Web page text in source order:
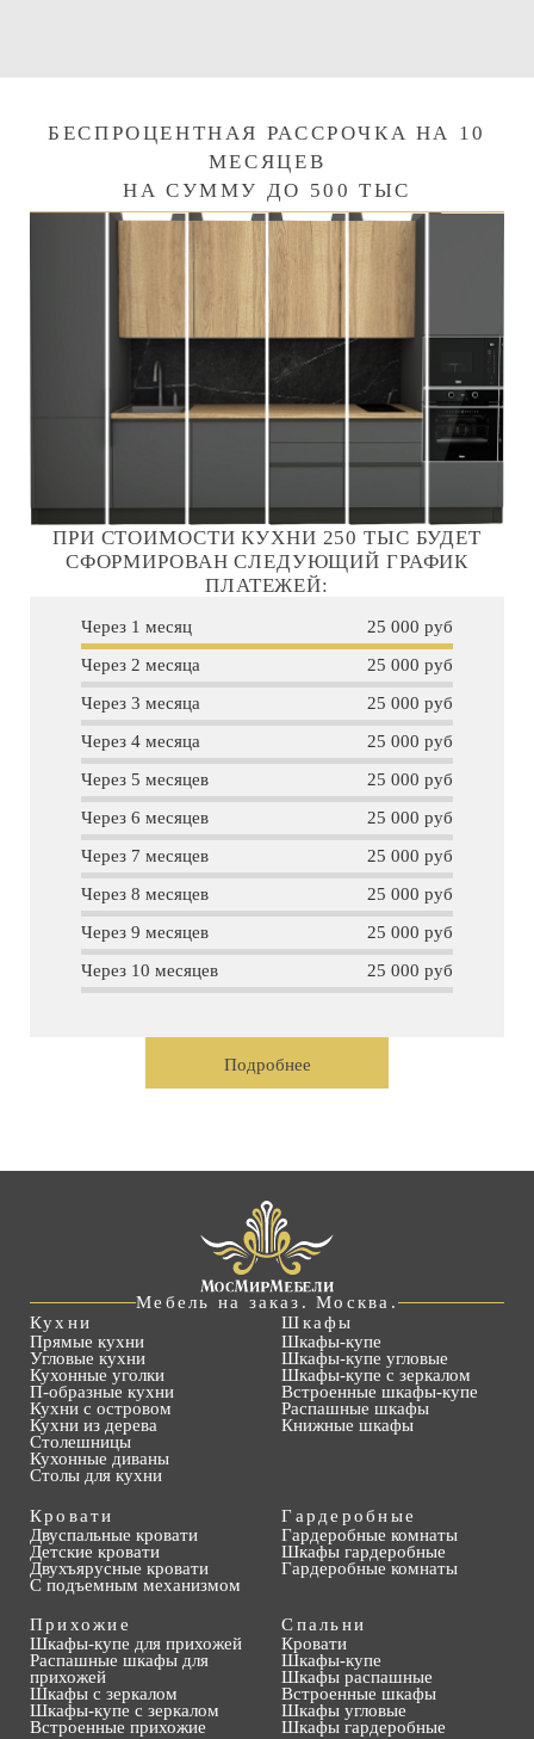
БЕСПРОЦЕНТНАЯ РАССРОЧКА НА 10
МЕСЯЦЕВ
НА СУММУ ДО 500 ТЫС
ПРИ СТОИМОСТИ КУХНИ 250 ТЫС БУДЕТ
СФОРМИРОВАН СЛЕДУЮЩИЙ ГРАФИК
ПЛАТЕЖЕЙ:
Через 1 месяц
25 000 руб
Через 2 месяца
25 000 руб
Через 3 месяца
25 000 руб
Через 4 месяца
25 000 руб
Через 5 месяцев
25 000 руб
Через 6 месяцев
25 000 руб
Через 7 месяцев
25 000 руб
Через 8 месяцев
25 000 руб
Через 9 месяцев
25 000 руб
Через 10 месяцев
25 000 руб
Подробнее
Мебель на заказ. Москва.
Кухни
Прямые кухни
Угловые кухни
Кухонные уголки
П-образные кухни
Кухни с островом
Кухни из дерева
Столешницы
Кухонные диваны
Столы для кухни
Шкафы
Шкафы-купе
Шкафы-купе угловые
Шкафы-купе с зеркалом
Встроенные шкафы-купе
Распашные шкафы
Книжные шкафы
Кровати
Двуспальные кровати
Детские кровати
Двухъярусные кровати
С подъемным механизмом
Гардеробные
Гардеробные комнаты
Шкафы гардеробные
Гардеробные комнаты
Прихожие
Шкафы-купе для прихожей
Распашные шкафы для
прихожей
Шкафы с зеркалом
Шкафы-купе с зеркалом
Встроенные прихожие
Спальни
Кровати
Шкафы-купе
Шкафы распашные
Встроенные шкафы
Шкафы угловые
Шкафы гардеробные